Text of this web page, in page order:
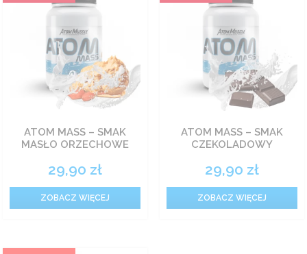
ATOM MASS – SMAK
MASŁO ORZECHOWE
29,90 zł
ZOBACZ WIĘCEJ
ATOM MASS – SMAK
CZEKOLADOWY
29,90 zł
ZOBACZ WIĘCEJ
Prozdrowotne